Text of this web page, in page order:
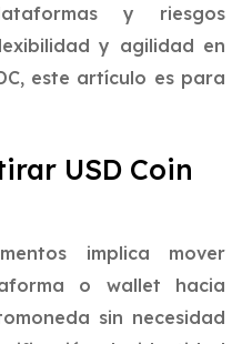
y riesgos
y agilidad en
este artículo es para
USD Coin
implica mover
o wallet hacia
sin necesidad